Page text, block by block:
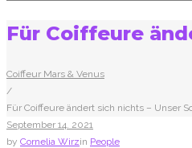
Für Coiffeure
Coiffeur Mars & Venus
/
Für Coiffeure ändert sich nichts – Unser
September 14. 2021
by Cornelia Wirzin People